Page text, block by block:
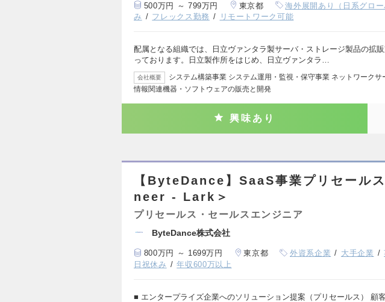
500万円 ～ 799万円 東京都 海外展開あり（日系グロー
み
フレックス勤務 リモートワーク可能
配属となる組織では、日立ヴァンタラ製サーバ・ストレージ製品の拡
っております。日立製作所をはじめ、日立ヴァンタラ…
会社概要
システム構築事業 システム運用・監視・保守事業 ネットワークサ
情報関連機器・ソフトウェアの販売と開発
興味あり
【ByteDance】SaaS事業プリセー
neer - Lark＞
プリセールス・セールスエンジニア
ByteDance株式会社
800万円 ～ 1699万円 東京都 外資系企業 大手企業
日祝休み
年収600万以上
■ エンタープライズ企業へのソリューション提案（プリセールス） 顧